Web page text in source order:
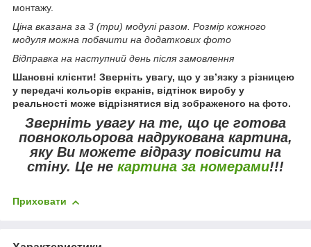
монтажу.
Ціна вказана за 3 (три) модулі разом. Розмір кожного
модуля можна побачити на додаткових фото
Відправка на наступний день після замовлення
Шановні клієнти! Зверніть увагу, що у зв’язку з різницею
у передачі кольорів екранів, відтінок виробу у
реальності може відрізнятися від зображеного на фото.
Зверніть увагуна те, що це готова
повнокольорова надрукована картина,
яку Ви можете відразу повісити на
стіну. Це не картина за номерами!!!
Приховати